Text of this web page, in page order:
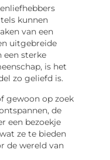
kunnen
van een
uitgebreide
een sterke
is het
zo geliefd is.
gewoon op zoek
de
een bezoekje
ze te bieden
de wereld van